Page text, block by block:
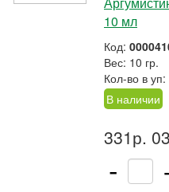
10 мл
Код:
Вес: 10 гр.
Кол-во в уп:
В наличии
331р.
-